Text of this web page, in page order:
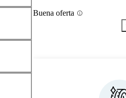
Buena oferta